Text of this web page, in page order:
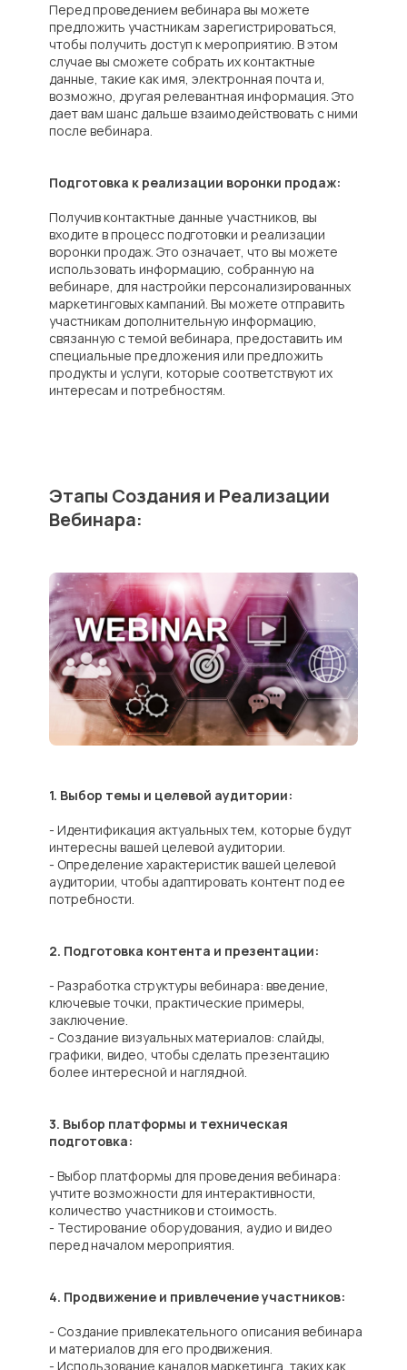
Перед проведением вебинара вы можете
предложить участникам зарегистрироваться,
чтобы получить доступ к мероприятию. В этом
случае вы сможете собрать их контактные
данные, такие как имя, электронная почта и,
возможно, другая релевантная информация. Это
дает вам шанс дальше взаимодействовать с ними
после вебинара.
Подготовка к реализации воронки продаж:
Получив контактные данные участников, вы
входите в процесс подготовки и реализации
воронки продаж. Это означает, что вы можете
использовать информацию, собранную на
вебинаре, для настройки персонализированных
маркетинговых кампаний. Вы можете отправить
участникам дополнительную информацию,
связанную с темой вебинара, предоставить им
специальные предложения или предложить
продукты и услуги, которые соответствуют их
интересам и потребностям.
Этапы Создания и Реализации
Вебинара:
1. Выбор темы и целевой аудитории:
- Идентификация актуальных тем, которые будут
интересны вашей целевой аудитории.
- Определение характеристик вашей целевой
аудитории, чтобы адаптировать контент под ее
потребности.
2. Подготовка контента и презентации:
- Разработка структуры вебинара: введение,
ключевые точки, практические примеры,
заключение.
- Создание визуальных материалов: слайды,
графики, видео, чтобы сделать презентацию
более интересной и наглядной.
3. Выбор платформы и техническая
подготовка:
- Выбор платформы для проведения вебинара:
учтите возможности для интерактивности,
количество участников и стоимость.
- Тестирование оборудования, аудио и видео
перед началом мероприятия.
4. Продвижение и привлечение участников:
- Создание привлекательного описания вебинара
и материалов для его продвижения.
- Использование каналов маркетинга, таких как